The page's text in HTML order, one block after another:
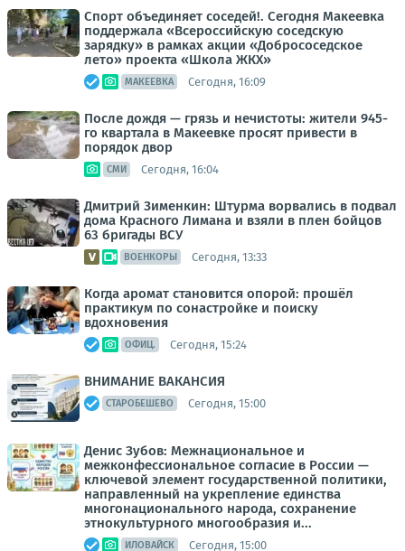
Спорт объединяет соседей!. Сегодня Макеевка
поддержала «Всероссийскую соседскую
зарядку» в рамках акции «Добрососедское
лето» проекта «Школа ЖКХ»
МАКЕЕВКА Сегодня, 16:09
После дождя — грязь и нечистоты: жители 945-
го квартала в Макеевке просят привести в
порядок двор
СМИ Сегодня, 16:04
Дмитрий Зименкин: Штурма ворвались в подвал
дома Красного Лимана и взяли в плен бойцов
63 бригады ВСУ
ВОЕНКОРЫ Сегодня, 13:33
Когда аромат становится опорой: прошёл
практикум по сонастройке и поиску
вдохновения
ОФИЦ. Сегодня, 15:24
ВНИМАНИЕ ВАКАНСИЯ
СТАРОБЕШЕВО Сегодня, 15:00
Денис Зубов: Межнациональное и
межконфессиональное согласие в России —
ключевой элемент государственной политики,
направленный на укрепление единства
многонационального народа, сохранение
этнокультурного многообразия и...
ИЛОВАЙСК Сегодня, 15:00